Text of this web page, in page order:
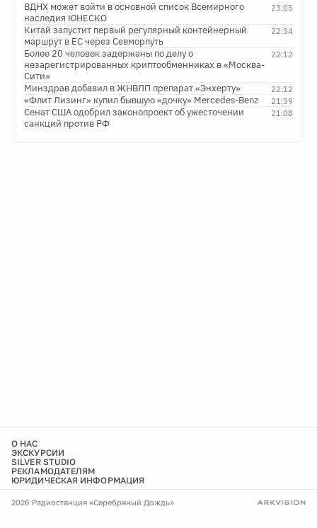
23:05
ВДНХ может войти в основной список Всемирного
наследия ЮНЕСКО
22:34
Китай запустит первый регулярный контейнерный
маршрут в ЕС через Севморпуть
22:12
Более 20 человек задержаны по делу о
незарегистрированных криптообменниках в «Москва-
Сити»
22:12
Минздрав добавил в ЖНВЛП препарат «Энхерту»
21:39
«Флит Лизинг» купил бывшую «дочку» Mercedes-Benz
21:08
Сенат США одобрил законопроект об ужесточении
санкций против РФ
О НАС
ЭКСКУРСИИ
SILVER STUDIO
РЕКЛАМОДАТЕЛЯМ
ЮРИДИЧЕСКАЯ ИНФОРМАЦИЯ
2026 Радиостанция «Серебряный Дождь»